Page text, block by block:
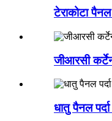
टेराकोटा
जीआरसी
धातु पैनल पर्दा